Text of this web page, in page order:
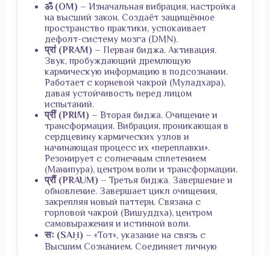
ॐ (OM) – Изначальная вибрация, настройка
на высший закон. Создаёт защищённое
пространство практики, успокаивает
дефолт-систему мозга (DMN).
प्रां (PRĀM) – Первая биджа. Активация.
Звук, пробуждающий дремлющую
кармическую информацию в подсознании.
Работает с корневой чакрой (Муладхара),
давая устойчивость перед лицом
испытаний.
प्रीं (PRĪM) – Вторая биджа. Очищение и
трансформация. Вибрация, проникающая в
сердцевину кармических узлов и
начинающая процесс их «переплавки».
Резонирует с солнечным сплетением
(Манипура), центром воли и трансформации.
प्रौं (PRAUM) – Третья биджа. Завершение и
обновление. Завершает цикл очищения,
закрепляя новый паттерн. Связана с
горловой чакрой (Вишуддха), центром
самовыражения и истинной воли.
सः (SAḤ) – «Тот», указание на связь с
Высшим Сознанием. Соединяет личную